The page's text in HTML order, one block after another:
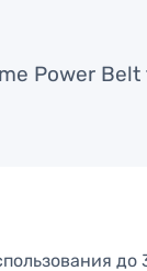
Power Belt